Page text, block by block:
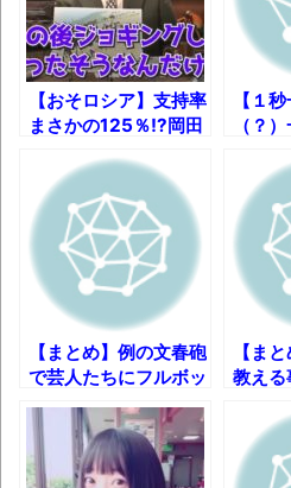
全方位青い芝包囲網
しい仕事観
見ていると！悲しく
の数々！！
Powered by livedoor 相互RSS
【おそロシア】支持率
まさかの125％!?岡田
ミール・プーチン」ま
とめ
【１
（？
【まとめ】例の文春砲
で芸人たちにフルボッ
コにされていた
NGT48中井りか様ｗ
【ま
教える
フハ